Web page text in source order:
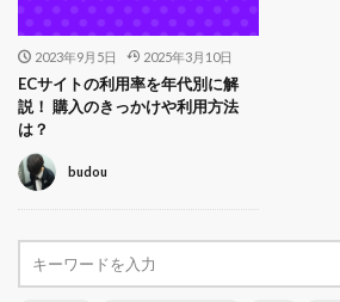
2023年9月5日 2025年3月10日
ECサイトの利用率を年代別に解
説！ 購入のきっかけや利用方法
は？
budou